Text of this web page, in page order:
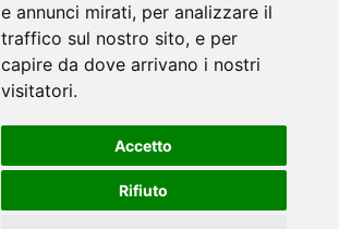
e annunci mirati, per analizzare il
traffico sul nostro sito, e per
capire da dove arrivano i nostri
visitatori.
Accetto
Rifiuto
Siti correlati
STIMATRIX.it
forMaps.it
perCorsidiEstimo.it
E-Valuations.org